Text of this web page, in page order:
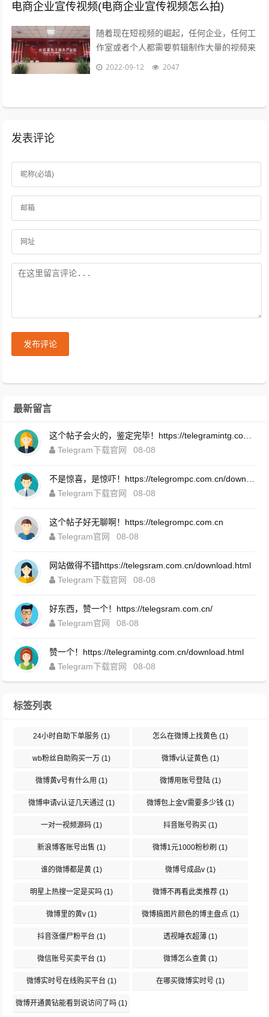
电商企业宣传视频(电商企业宣传视频怎么拍)
随着现在短视频的崛起，任何企业，任何工
作室或者个人都需要剪辑制作大量的视频来
包装品牌，发抖音，发朋友圈，发淘宝等自
2022-09-12 2047
发表评论
发布评论
最新留言
这个帖子会火的，鉴定完毕！https://telegramintg.com.cn/
Telegram下载官网
08-08
不是惊喜，是惊吓！https://telegrompc.com.cn/download.html
Telegram下载官网
08-08
这个帖子好无聊啊！https://telegrompc.com.cn
Telegram官网
08-08
网站做得不错https://telegsram.com.cn/download.html
Telegram下载官网
08-08
好东西，赞一个！https://telegsram.com.cn/
Telegram官网
08-08
赞一个！https://telegramintg.com.cn/download.html
Telegram下载官网
08-08
标签列表
24小时自助下单服务 (1) 怎么在微博上找黄色(1)
wb粉丝自助购买一万 (1) 微博v认证黄色(1)
微博黄v号有什么用 (1) 微博用账号登陆(1)
微博申请v认证几天通过 (1) 微博包上金V需要多少钱(1)
一对一视频源码 (1) 抖音账号购买(1)
新浪博客账号出售 (1) 微博1元1000粉秒刷 (1)
谁的微博都是黄 (1) 微博号成品v(1)
明星上热搜一定是买吗 (1) 微博不再看此类推荐(1)
微博里的黄v (1) 微博搞图片颜色的博主盘点 (1)
抖音涨僵尸粉平台 (1) 透视睡衣超薄(1)
微信账号买卖平台 (1) 微博怎么查黄(1)
微博实时号在线购买平台 (1) 在哪买微博实时号(1)
微博开通黄钻能看到说访问了吗 (1)